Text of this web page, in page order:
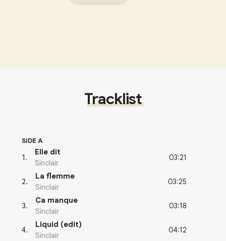
Tracklist
SIDE A
1 .
Elle dit
Sinclair
03:21
2.
La flemme
Sinclair
03:25
3.
Ca manque
Sinclair
03:18
4.
Liquid (edit)
Sinclair
04:12